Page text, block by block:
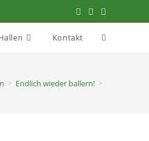
Kontakt
> Endlich wieder ballern! >